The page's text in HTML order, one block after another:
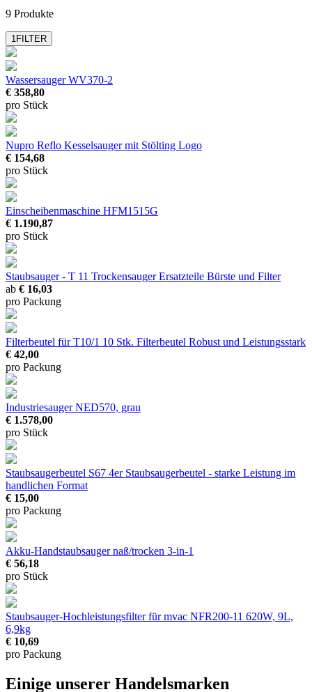
mehr anzeigen
9 Produkte
1FILTER
Wassersauger WV370-2
€ 358,80
pro Stück
Nupro Reflo Kesselsaugermit Stölting Logo
€ 154,68
pro Stück
Einscheibenmaschine HFM1515G
€ 1.190,87
pro Stück
Staubsauger - T 11 Trockensauger Ersatzteile Bürste und Filter
ab € 16,03
pro Packung
Filterbeutel für T10/1 10 Stk. Filterbeutel Robust und Leistungsstark
€ 42,00
pro Packung
Industriesauger NED570, grau
€ 1.578,00
pro Stück
Staubsaugerbeutel S67 4er Staubsaugerbeutel - starke Leistung im
handlichen Format
€ 15,00
pro Packung
Akku-Handstaubsauger naß/trocken 3-in-1
€ 56,18
pro Stück
Staubsauger-Hochleistungsfilter für mvac NFR200-11 620W, 9L,
6,9kg
€ 10,69
pro Packung
Einige unserer Handelsmarken